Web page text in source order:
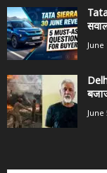
June
June